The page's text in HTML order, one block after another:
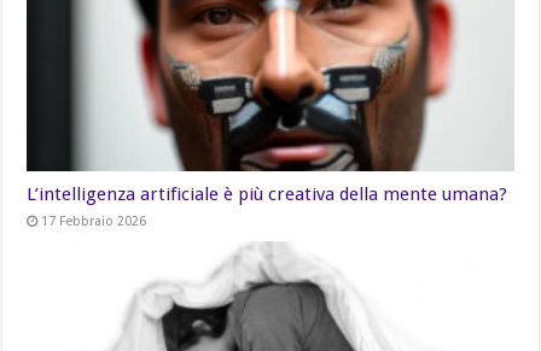
L’intelligenza artificiale è più creativa della mente umana?
17 Febbraio 2026